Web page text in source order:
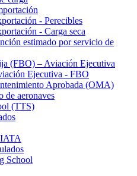
- Perecibles
- Carga seca
estimado por servicio de
(FBO) – Aviación Ejecutiva
Ejecutiva - FBO
Aprobada (OMA)
de aeronaves
(TTS)
School